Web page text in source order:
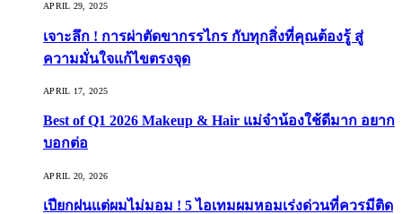
APRIL 29, 2025
เจาะลึก ! การผ่าตัดขากรรไกร กับทุกสิ่งที่คุณต้องรู้ สู่
ความมั่นใจแก้ไขตรงจุด
APRIL 17, 2025
Best of Q1 2026 Makeup & Hair แม่จ๋าน้องใช้ดีมาก อยาก
บอกต่อ
APRIL 20, 2026
เปียกฝนแต่ผมไม่มอม ! 5 ไอเทมผมหอมเร่งด่วนที่ควรมีติด